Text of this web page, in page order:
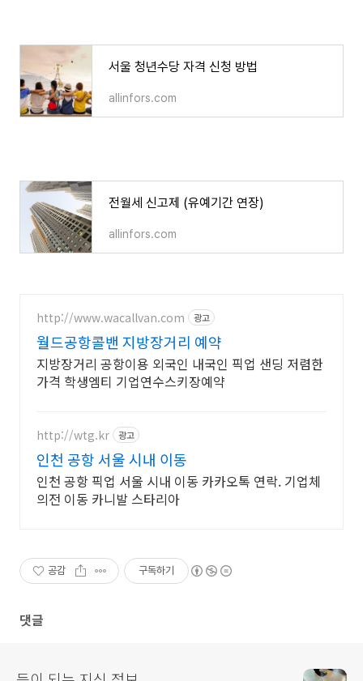
서울 청년수당 자격 신청 방법
allinfors.com
전월세 신고제 (유예기간 연장)
allinfors.com
http://www.wacallvan.com 광고
월드공항콜밴 지방장거리 예약
지방장거리 공항이용 외국인 내국인 픽업 샌딩 저렴한
가격 학생엠티 기업연수스키장예약
http://wtg.kr 광고
인천 공항 서울 시내 이동
인천 공항 픽업 서울 시내 이동 카카오톡 연락. 기업체
의전 이동 카니발 스타리아
공감 구독하기
댓글